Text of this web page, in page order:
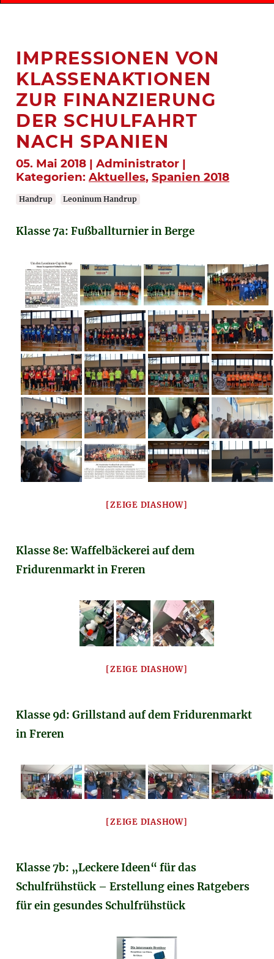
IMPRESSIONEN VON
KLASSENAKTIONEN
ZUR FINANZIERUNG
DER SCHULFAHRT
NACH SPANIEN
05. Mai 2018 | Administrator |
Kategorien: Aktuelles, Spanien 2018
Handrup Leoninum Handrup
Klasse 7a: Fußballturnier in Berge
[ZEIGE DIASHOW]
Klasse 8e: Waffelbäckerei auf dem
Fridurenmarkt in Freren
[ZEIGE DIASHOW]
Klasse 9d: Grillstand auf dem Fridurenmarkt
in Freren
[ZEIGE DIASHOW]
Klasse 7b: „Leckere Ideen“ für das
Schulfrühstück – Erstellung eines Ratgebers
für ein gesundes Schulfrühstück